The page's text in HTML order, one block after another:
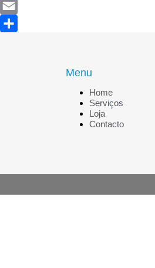
Facebook
Email
Menu
Home
Serviços
Loja
Contacto